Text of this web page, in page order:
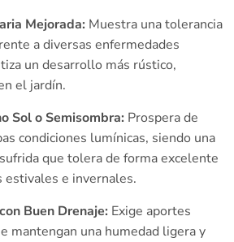
Mejorada: Muestra una tolerancia
a diversas enfermedades
un desarrollo más rústico,
el jardín.
Sol o Semisombra: Prospera de
condiciones lumínicas, siendo una
que tolera de forma excelente
e invernales.
Buen Drenaje: Exige aportes
mantengan una humedad ligera y